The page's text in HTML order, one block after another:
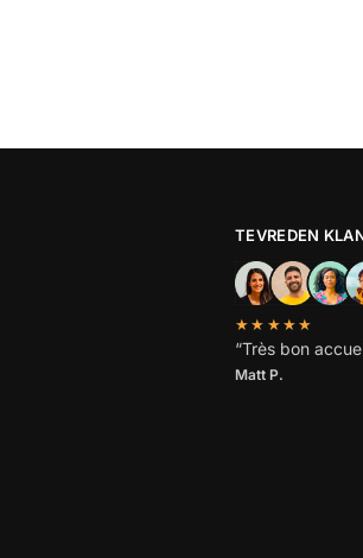
TEVREDEN
★★★★★
“Très bon
Matt P.